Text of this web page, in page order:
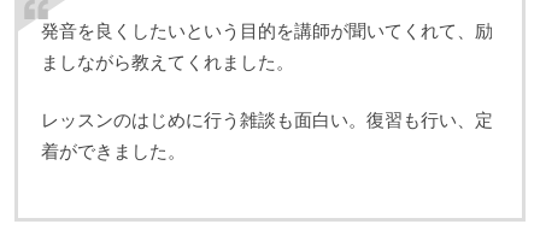
発音を良くしたいという目的を講師が聞いてくれて、励
ましながら教えてくれました。
レッスンのはじめに行う雑談も面白い。復習も行い、定
着ができました。